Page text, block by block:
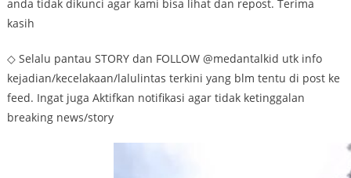
anda tidak dikunci agar kami bisa lihat dan repost. Terima
kasih
◇ Selalu pantau STORY dan FOLLOW @medantalkid utk info
kejadian/kecelakaan/lalulintas terkini yang blm tentu di post ke
feed. Ingat juga Aktifkan notifikasi agar tidak ketinggalan
breaking news/story